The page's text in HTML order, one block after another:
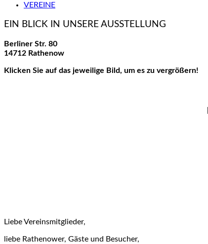
VEREINE
EIN BLICK IN UNSERE AUSSTELLUNG
Berliner Str. 80
14712 Rathenow
Klicken Sie auf das jeweilige Bild, um es zu vergrößern!
Liebe Vereinsmitglieder,
liebe Rathenower, Gäste und Besucher,